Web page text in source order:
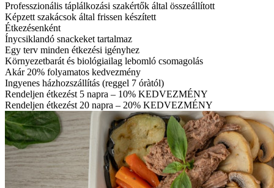
Professzionális táplálkozási szakértők által összeállított
Képzett szakácsok által frissen készített
Étkezésenként
Ínycsiklandó snackeket tartalmaz
Egy terv minden étkezési igényhez
Környezetbarát és biológiailag lebomló csomagolás
Akár 20% folyamatos kedvezmény
Ingyenes házhozszállítás (reggel 7 óràtól)
Rendeljen étkezést 5 napra – 10% KEDVEZMÉNY
Rendeljen étkezést 20 napra – 20% KEDVEZMÉNY